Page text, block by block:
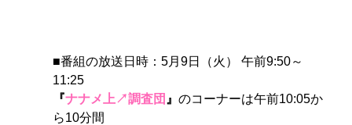
■番組の放送日時：5月9日（火） 午前9:50～
11:25
『ナナメ上↗調査団 』 のコーナーは午前10:05か
ら10分間